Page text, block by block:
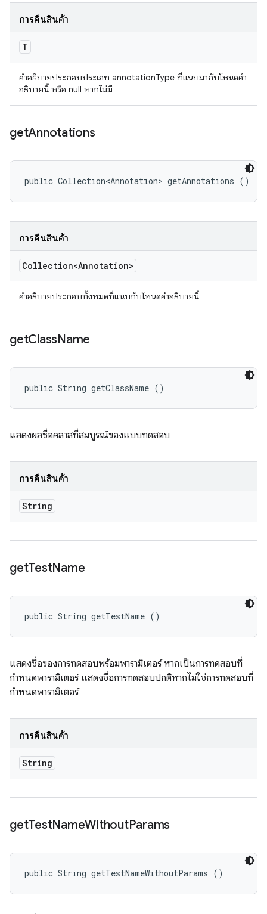
การคืนสินค้า
T
คำอธิบายประกอบประเภท annotationType ที่แนบมากับโหนดคำ
อธิบายนี้ หรือ null หากไม่มี
getAnnotations
public Collection<Annotation> getAnnotations ()
การคืนสินค้า
Collection<Annotation>
คำอธิบายประกอบทั้งหมดที่แนบกับโหนดคำอธิบายนี้
getClassName
public String getClassName ()
แสดงผลชื่อคลาสที่สมบูรณ์ของแบบทดสอบ
การคืนสินค้า
String
getTestName
public String getTestName ()
แสดงชื่อของการทดสอบพร้อมพารามิเตอร์ หากเป็นการทดสอบที่
กำหนดพารามิเตอร์ แสดงชื่อการทดสอบปกติหากไม่ใช่การทดสอบที่
กำหนดพารามิเตอร์
การคืนสินค้า
String
getTestNameWithoutParams
public String getTestNameWithoutParams ()